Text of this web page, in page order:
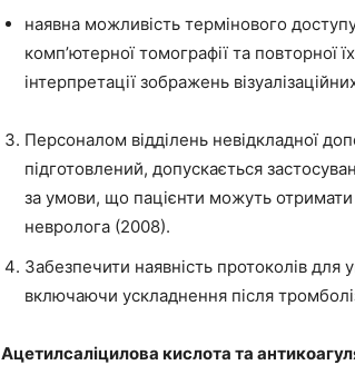
наявна можливість термінового
комп’ютерної томографії та
інтерпретації зображень
Персоналом відділень невідкладної
підготовлений, допускається
за умови, що пацієнти можуть
невролога (2008).
Забезпечити наявність протоколів
включаючи ускладнення після
Ацетилсаліцилова кислота та